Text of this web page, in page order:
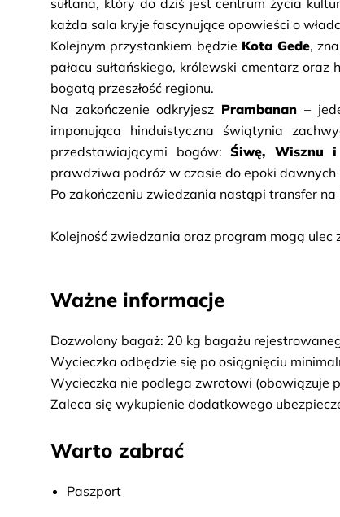
sułtana, który do dziś jest centrum życia
każda sala kryje fascynujące opowieści o
Kolejnym przystankiem będzie Kota Gede,
pałacu sułtańskiego, królewski cmentarz
bogatą przeszłość regionu.
Na zakończenie odkryjesz Prambanan –
imponująca hinduistyczna świątynia
przedstawiającymi bogów: Śiwę, Wisznu i
prawdziwa podróż w czasie do epoki dawnych
Po zakończeniu zwiedzania nastąpi transfer
Kolejność zwiedzania oraz program mogą ulec
Ważne informacje
Dozwolony bagaż: 20 kg bagażu
Wycieczka odbędzie się po osiągnięciu
Wycieczka nie podlega zwrotowi (obowiązuje
Zaleca się wykupienie dodatkowego
Warto zabrać
Paszport